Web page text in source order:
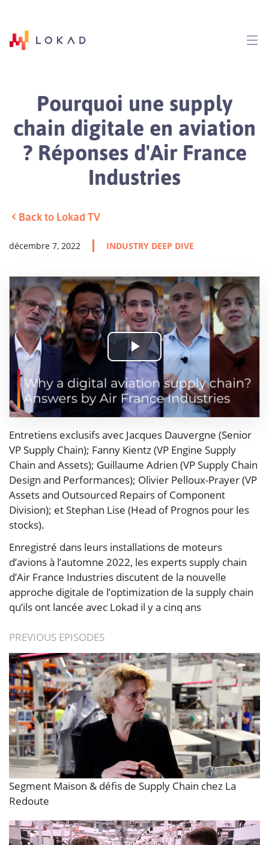
Pourquoi une supply
chain digitale en aviation
? Réponses d'Air France
Industries
Back to Lokad TV
décembre 7, 2022 INDUSTRY DEEP DIVE
Play
Video
Entretiens exclusifs avec Jacques Dauvergne (Senior
VP Supply Chain); Fanny Kientz (VP Engine Supply
Chain and Assets); Guillaume Adrien (VP Supply Chain
Design and Performances); Olivier Pelloux-Prayer (VP
Assets and Outsourced Repairs of Component
Division); et Stephan Lise (Head of Prognos pour les
stocks).
Enregistré dans leurs installations de moteurs
d’avions à l’automne 2022, les experts supply chain
d’Air France Industries discutent de la nouvelle
approche digitale de l’optimization de la supply chain
qu’ils ont lancée avec Lokad il y a cinq ans
PREVIOUS EPISODES
Segment Maison & défis de Supply Chain chez La
Redoute